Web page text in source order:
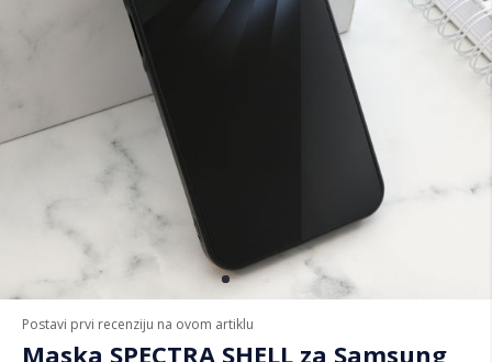
Postavi prvi recenziju na ovom artiklu
Maska SPECTRA SHELL za Samsung